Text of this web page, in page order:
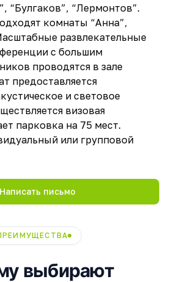
“Булгаков”, “Лермонтов”.
комнаты “Анна”,
развлекательные
с большим
проводятся в зале
предоставляется
и световое
визовая
парковка на 75 мест.
или групповой
Написать письмо
выбирают